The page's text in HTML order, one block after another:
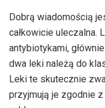
Dobrą wiadomością
całkowicie uleczalna.
antybiotykami,
dwa leki należą do
Leki te skutecznie
przyjmują je zgodnie